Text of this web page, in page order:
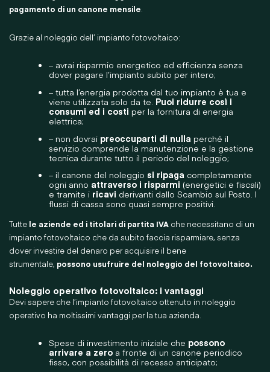
pagamento di un canone mensile
Grazie al noleggio dell’ impianto fotovoltaico:
– avrai risparmio energetico ed efficienza senza
dover pagare l’impianto subito per intero;
– tutta l’energia prodotta dal tuo impianto è tua e
viene utilizzata solo da te. Puoi ridurre così i
consumi ed i costi per la fornitura di energia
elettrica;
– non dovrai preoccuparti di nulla perché il
servizio comprende la manutenzione e la gestione
tecnica durante tutto il periodo del noleggio;
– il canone del noleggio si ripaga completamente
ogni anno attraverso i risparmi (energetici e fiscali)
e tramite i ricavi derivanti dallo Scambio sul Posto. I
flussi di cassa sono quasi sempre positivi.
Tutte le aziende ed i titolari di partita IVA che necessitano di un
impianto fotovoltaico che da subito faccia risparmiare, senza
dover investire del denaro per acquisire il bene
strumentale, possono usufruire del noleggio del fotovoltaico.
Noleggio operativo fotovoltaico: i vantaggi
Devi sapere che l’impianto fotovoltaico ottenuto in noleggio
operativo ha moltissimi vantaggi per la tua azienda.
Spese di investimento iniziale che possono
arrivare a zeroa fronte di un canone periodico
fisso, con possibilità di recesso anticipato;